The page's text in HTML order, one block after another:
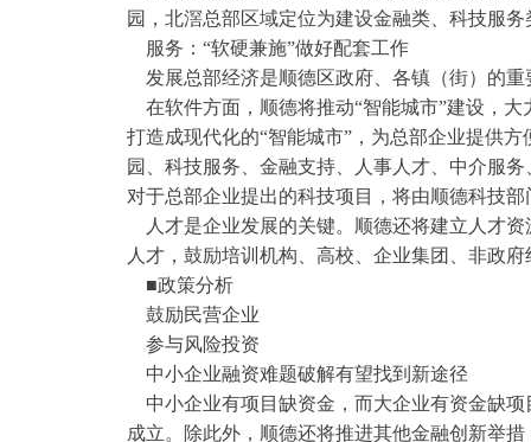
园，北滘总部区域定位为建设金融类、科技服
服务：“软硬兼施”做好配套工作
发展总部经济是顺德区政府、各镇（街）的
在软件方面，顺德将推动“智能城市”建设，
打造成现代化的“智能城市”，为总部企业提供
园、科技服务、金融支持、人事人才、中介服
对于总部企业提出的科技项目，将由顺德科技
人才是企业发展的关键。顺德还将建立人才
人才，鼓励培训机构、高校、企业集团、非政
■政策分析
鼓励民营企业
参与风险投资
中小企业融资难题破解有望找到新途径
中小企业有项目缺资金，而大企业有资金缺项
成立。除此外，顺德还将推进其他金融创新举